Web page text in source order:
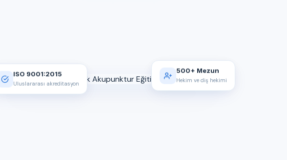
ISO 9001:2015
Uluslararası akreditasyon
500+ Mezun
Hekim ve diş hekimi